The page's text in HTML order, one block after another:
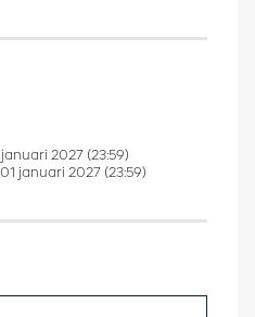
2027 (23:59)
januari 2027 (23:59)